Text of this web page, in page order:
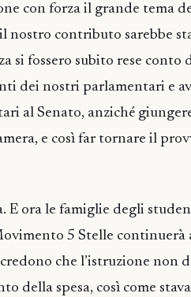
con forza il grande tema
il nostro contributo sarebbe
si fossero subito rese
dei nostri parlamentari e
al Senato, anziché
e così far tornare il
E ora le famiglie degli
5 Stelle continuerà
che l’istruzione non
della spesa, così come